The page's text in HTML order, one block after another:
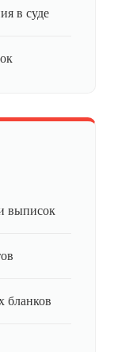
в суде
выписок
бланков